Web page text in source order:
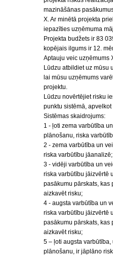
mazināšānas
X. Ar minētā projekta
iepazīties uzņēmuma
Projekta budžets ir 83
kopējais ilgums ir 12.
Aptauju veic uzņēmums
Lūdzu atbildiet uz mūsu
lai mūsu uzņēmums
projektu.
Lūdzu novērtējiet risku
punktu sistēmā,
Sistēmas skaidrojums:
1 - ļoti zema varbūtība
plānošanu, riska
2 - zema varbūtība un
riska varbūtību jāanalizē;
3 - vidēji varbūtība un
riska varbūtību jāizvērtē
pasākumu pārskats, kas
aizkavēt risku;
4 - augsta varbūtība un
riska varbūtību jāizvērtē
pasākumu pārskats, kas
aizkavēt risku;
5 – ļoti augsta
plānošanu, ir jāplāno